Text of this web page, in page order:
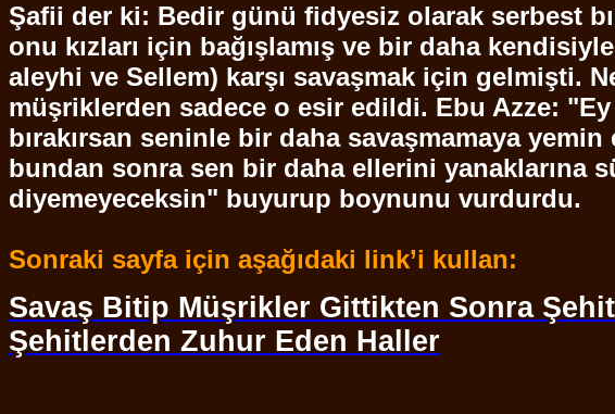
Şafii der ki: Bedir günü fidyesiz olarak serbest
onu kızları için bağışlamış ve bir daha
aleyhi ve Sellem) karşı savaşmak için gelmişti.
müşriklerden sadece o esir edildi. Ebu Azze: "Ey
bırakırsan seninle bir daha savaşmamaya
bundan sonra sen bir daha ellerini yanaklarına
diyemeyeceksin" buyurup boynunu vurdurdu.
Sonraki sayfa için aşağıdaki link’i kullan:
Savaş Bitip Müşrikler Gittikten Sonra
Şehitlerden Zuhur Eden Haller